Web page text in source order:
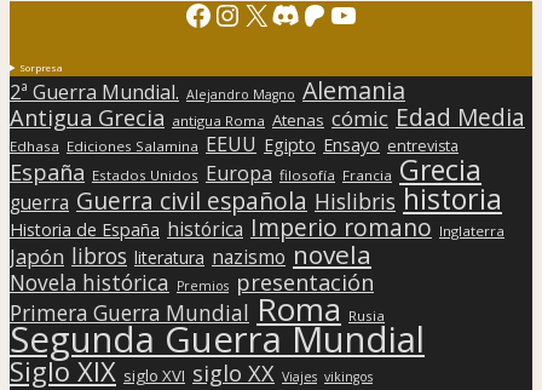
Facebook
Instagram
X Discord
Patreon
YouTube
Sorpresa
2ª Guerra Mundial. Alejandro Magno Alemania
Antigua Grecia antigua Roma Atenas cómic Edad Media
Edhasa Ediciones Salamina EEUU Egipto Ensayo entrevista
España Estados Unidos Europa filosofía Francia Grecia
guerra Guerra civil española Hislibris historia
Historia de España histórica Imperio romano Inglaterra
Japón libros literatura nazismo novela
Novela histórica Premios presentación
Primera Guerra Mundial Roma Rusia
Segunda Guerra Mundial
Siglo XIX siglo XVI siglo XX Viajes vikingos